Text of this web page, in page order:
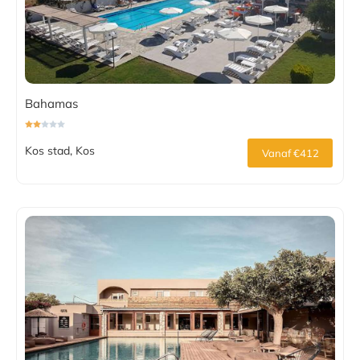
Bahamas
Kos stad, Kos Vanaf €412